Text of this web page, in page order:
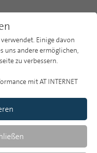
Einige davon
uns andere ermöglichen,
zu verbessern.
mit AT INTERNET